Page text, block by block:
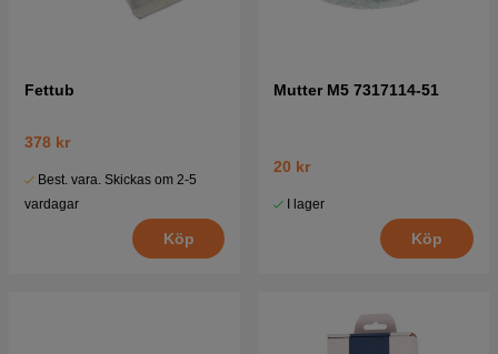
Fettub
378 kr
Best. vara. Skickas om 2-5
vardagar
Köp
Mutter M5 7317114-51
20 kr
I lager
Köp